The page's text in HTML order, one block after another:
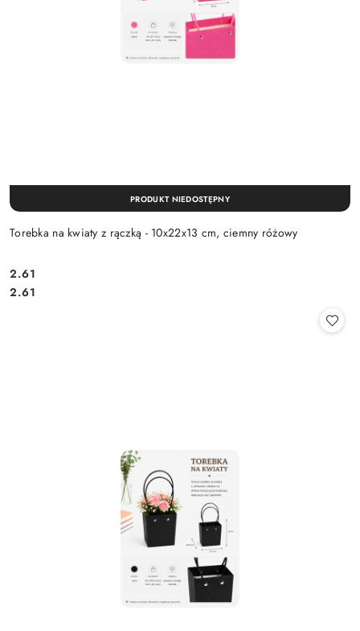
Torebka na kwiaty z rączką - 10x22x13 cm, ciemny różowy
Cena:
2.61
Cena:
2.61
PRODUKT NIEDOSTĘPNY